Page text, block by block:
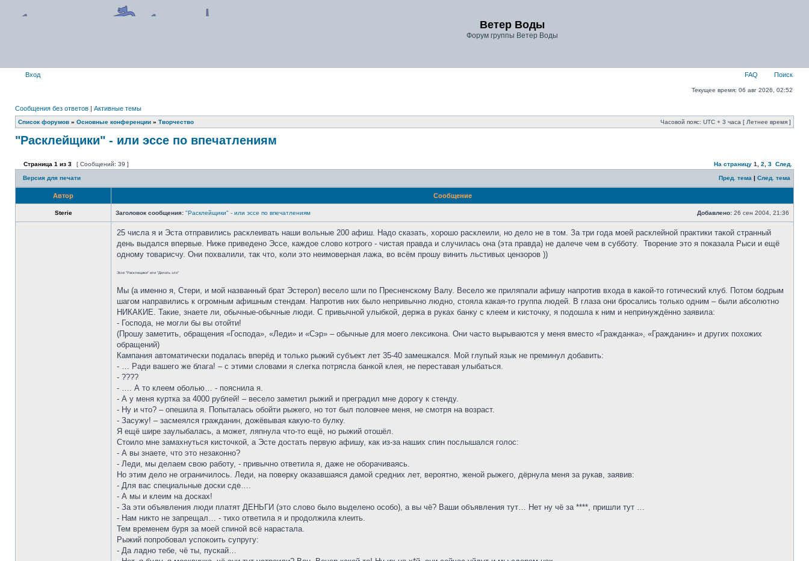
Ветер Воды
Форум группы Ветер Воды
Вход FAQ Поиск
Текущее время: 06 авг 2026, 02:52
Сообщения без ответов | Активные темы
Список форумов » Основные конференции » Творчество Часовой пояс: UTC + 3 часа [ Летнее время ]
"Расклейщики" - или эссе по впечатлениям
Страница 1 из 3 [ Сообщений: 39 ] На страницу 1 2 3 След.
Версия для печати Пред. тема | След. тема
Автор Сообщение
Sterie Заголовок сообщения: "Расклейщики" - или эссе по впечатлениям Добавлено: 26 сен 2004, 21:36
25 числа я и Эста отправились расклеивать наши вольные 200 афиш. Надо сказать, хорошо расклеили, но дело не в том. За три года моей расклейной практики такой странный
день выдался впервые. Ниже приведено Эссе, каждое слово котрого - чистая правда и случилась она (эта правда) не далече чем в субботу. Творение это я показала Рыси и ещё
одному товарисчу. Они похвалили, так что, коли это неимоверная лажа, во всём прошу винить льстивых цензоров ))
Эссе "Расклещики" или "Делать зло"
Мы (а именно я, Стери, и мой названный брат Эстерол) весело шли по Пресненскому Валу. Весело же приляпали афишу напротив входа в какой-то готический клуб. Потом бодрым
шагом направились к огромным афишным стендам. Напротив них было непривычно людно, стояла какая-то группа людей. В глаза они бросались только одним – были абсолютно
НИКАКИЕ. Такие, знаете ли, обычные-обычные люди. С привычной улыбкой, держа в руках банку с клеем и кисточку, я подошла к ним и непринуждённо заявила:
- Господа, не могли бы вы отойти!
(Прошу заметить, обращения «Господа», «Леди» и «Сэр» – обычные для моего лексикона. Они часто вырываются у меня вместо «Гражданка», «Гражданин» и других похожих
обращений)
Кампания автоматически подалась вперёд и только рыжий субъект лет 35-40 замешкался. Мой глупый язык не преминул добавить:
- … Ради вашего же блага! – с этими словами я слегка потрясла банкой клея, не переставая улыбаться.
- ????
- …. А то клеем оболью… - пояснила я.
- А у меня куртка за 4000 рублей! – весело заметил рыжий и преградил мне дорогу к стенду.
- Ну и что? – опешила я. Попыталась обойти рыжего, но тот был половчее меня, не смотря на возраст.
- Засужу! – засмеялся гражданин, дожёвывая какую-то булку.
Я ещё шире заулыбалась, а может, ляпнула что-то ещё, но рыжий отошёл.
Стоило мне замахнуться кисточкой, а Эсте достать первую афишу, как из-за наших спин послышался голос:
- А вы знаете, что это незаконно?
- Леди, мы делаем свою работу, - привычно ответила я, даже не оборачиваясь.
Но этим дело не ограничилось. Леди, на поверку оказавшаяся дамой средних лет, вероятно, женой рыжего, дёрнула меня за рукав, заявив:
- Для вас специальные доски сде….
- А мы и клеим на досках!
- За эти объявления люди платят ДЕНЬГИ (это слово было выделено особо), а вы чё? Ваши объявления тут… Нет ну чё за ****, пришли тут …
- Нам никто не запрещал… - тихо ответила я и продолжила клеить.
Тем временем буря за моей спиной всё нарастала.
Рыжий попробовал успокоить супругу:
- Да ладно тебе, чё ты, пускай…